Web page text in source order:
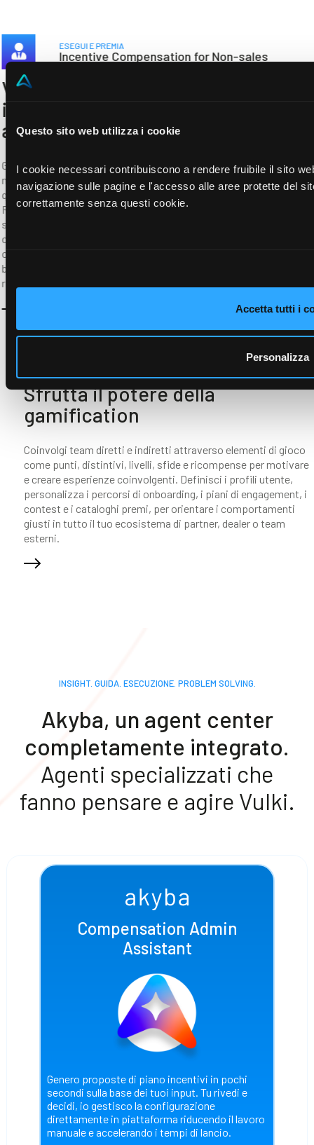
ESEGUI E PREMIA
Incentive Compensation for Non-sales
Vai oltre le vendite: mantieni
aziendali
Gli incentivi non legati alle vendite iniziano con una
misurazione basata su KPI che può combinare fattori sia
quantitativi che qualitativi. Utilizzando template definiti dalle
Risorse Umane, manager e payee possono personalizzare le
Sfrutta il potere della
gamification
Coinvolgi team diretti e indiretti attraverso elementi di gioco
come punti, distintivi, livelli, sfide e ricompense per motivare
e creare esperienze coinvolgenti. Definisci i profili utente,
personalizza i percorsi di onboarding, i piani di engagement, i
contest e i cataloghi premi, per orientare i comportamenti
giusti in tutto il tuo ecosistema di partner, dealer o team
esterni.
INSIGHT. GUIDA. ESECUZIONE. PROBLEM SOLVING.
Akyba, un agent center
completamente integrato.
Agenti specializzati che
fanno pensare e agire Vulki.
Compensation Admin
Assistant
Genero proposte di piano incentivi in pochi
secondi sulla base dei tuoi input. Tu rivedi e
decidi, io gestisco la configurazione
direttamente in piattaforma riducendo il lavoro
manuale e accelerando i tempi di lancio.